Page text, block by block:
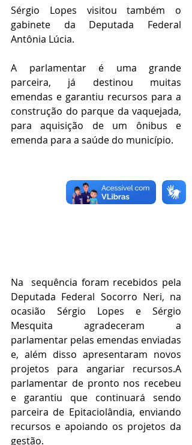
Sérgio Lopes visitou também o
gabinete da Deputada Federal
Antônia Lúcia.
A parlamentar é uma grande
parceira, já destinou muitas
emendas e garantiu recursos para a
construção do parque da vaquejada,
para aquisição de um ônibus e
emenda para a saúde do município.
Na  sequência foram recebidos pela
Deputada Federal Socorro Neri, na
ocasião Sérgio Lopes e Sérgio
Mesquita agradeceram a
parlamentar pelas emendas enviadas
e, além disso apresentaram novos
projetos para angariar recursos.A
parlamentar de pronto nos recebeu
e garantiu que continuará sendo
parceira de Epitaciolândia, enviando
recursos e apoiando os projetos da
gestão.